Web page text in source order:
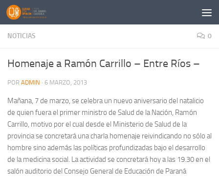
Saltar al contenido
NOTICIAS 0
Homenaje a Ramón Carrillo – Entre Ríos –
POR ADMIN · 6 MARZO, 2013
Mañana, 7 de marzo, se celebra un nuevo aniversario del natalicio
de quien fuera el primer ministro de Salud de la Nación, Ramón
Carrillo, motivo por el cual desde el Ministerio de Salud de la
provincia se concretará una charla homenaje reivindicando no sólo al
hombre sino además las políticas profundizadas bajo el desarrollo
de la medicina social. La actividad se concretará hoy a las 19.30 en el
salón auditorio del Consejo General de Educación de Paraná